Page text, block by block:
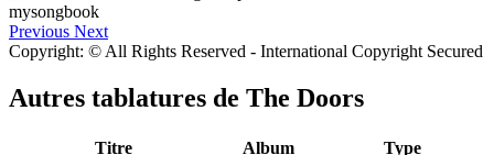
Previous Next
Copyright: © All Rights Reserved - International Copyright Secured
Autres tablatures de The Doors
Titre Album
Type